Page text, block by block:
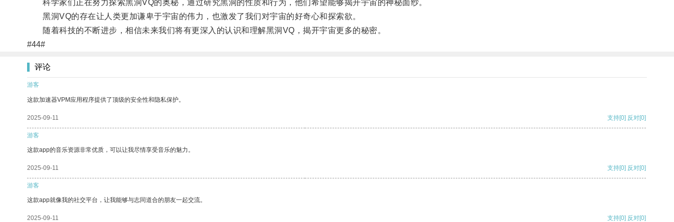
科学家们正在努力探索黑洞VQ的奥秘，通过研究黑洞的性质和行为，他们希望能够揭开宇宙的神秘面纱。
黑洞VQ的存在让人类更加谦卑于宇宙的伟力，也激发了我们对宇宙的好奇心和探索欲。
随着科技的不断进步，相信未来我们将有更深入的认识和理解黑洞VQ，揭开宇宙更多的秘密。
#44#
评论
游客
这款加速器VPM应用程序提供了顶级的安全性和隐私保护。
2025-09-11 支持[0] 反对[0]
游客
这款app的音乐资源非常优质，可以让我尽情享受音乐的魅力。
2025-09-11 支持[0] 反对[0]
游客
这款app就像我的社交平台，让我能够与志同道合的朋友一起交流。
2025-09-11 支持[0] 反对[0]